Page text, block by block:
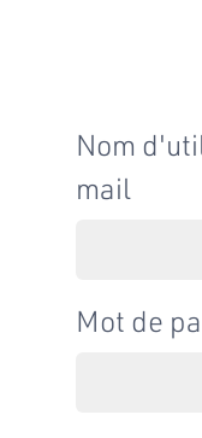
Nom
mail
Mot de